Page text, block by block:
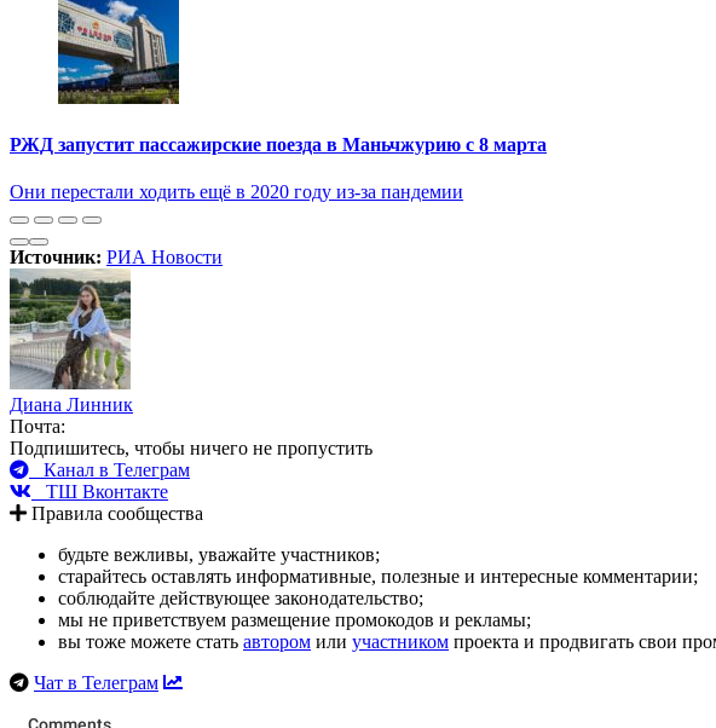
РЖД запустит пассажирские поезда в Маньчжурию с 8 марта
Они перестали ходить ещё в 2020 году из-за пандемии
Источник: РИА Новости
Диана Линник
Почта:
Подпишитесь, чтобы ничего не пропустить
Канал в Телеграм
ТШ Вконтакте
Правила сообщества
будьте вежливы, уважайте участников;
старайтесь оставлять информативные, полезные и интересные комментарии;
соблюдайте действующее законодательство;
мы не приветствуем размещение промокодов и рекламы;
вы тоже можете стать автором или участником проекта и продвигать свои
Чат в Телеграм